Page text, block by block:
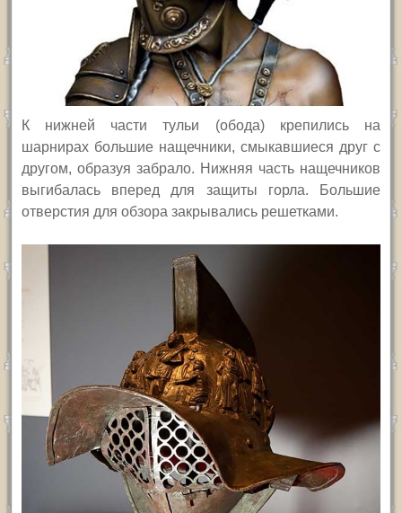
К нижней части тульи (обода) крепились на
шарнирах большие нащечники, смыкавшиеся друг с
другом, образуя забрало. Нижняя часть нащечников
выгибалась вперед для защиты горла. Большие
отверстия для обзора закрывались решетками.